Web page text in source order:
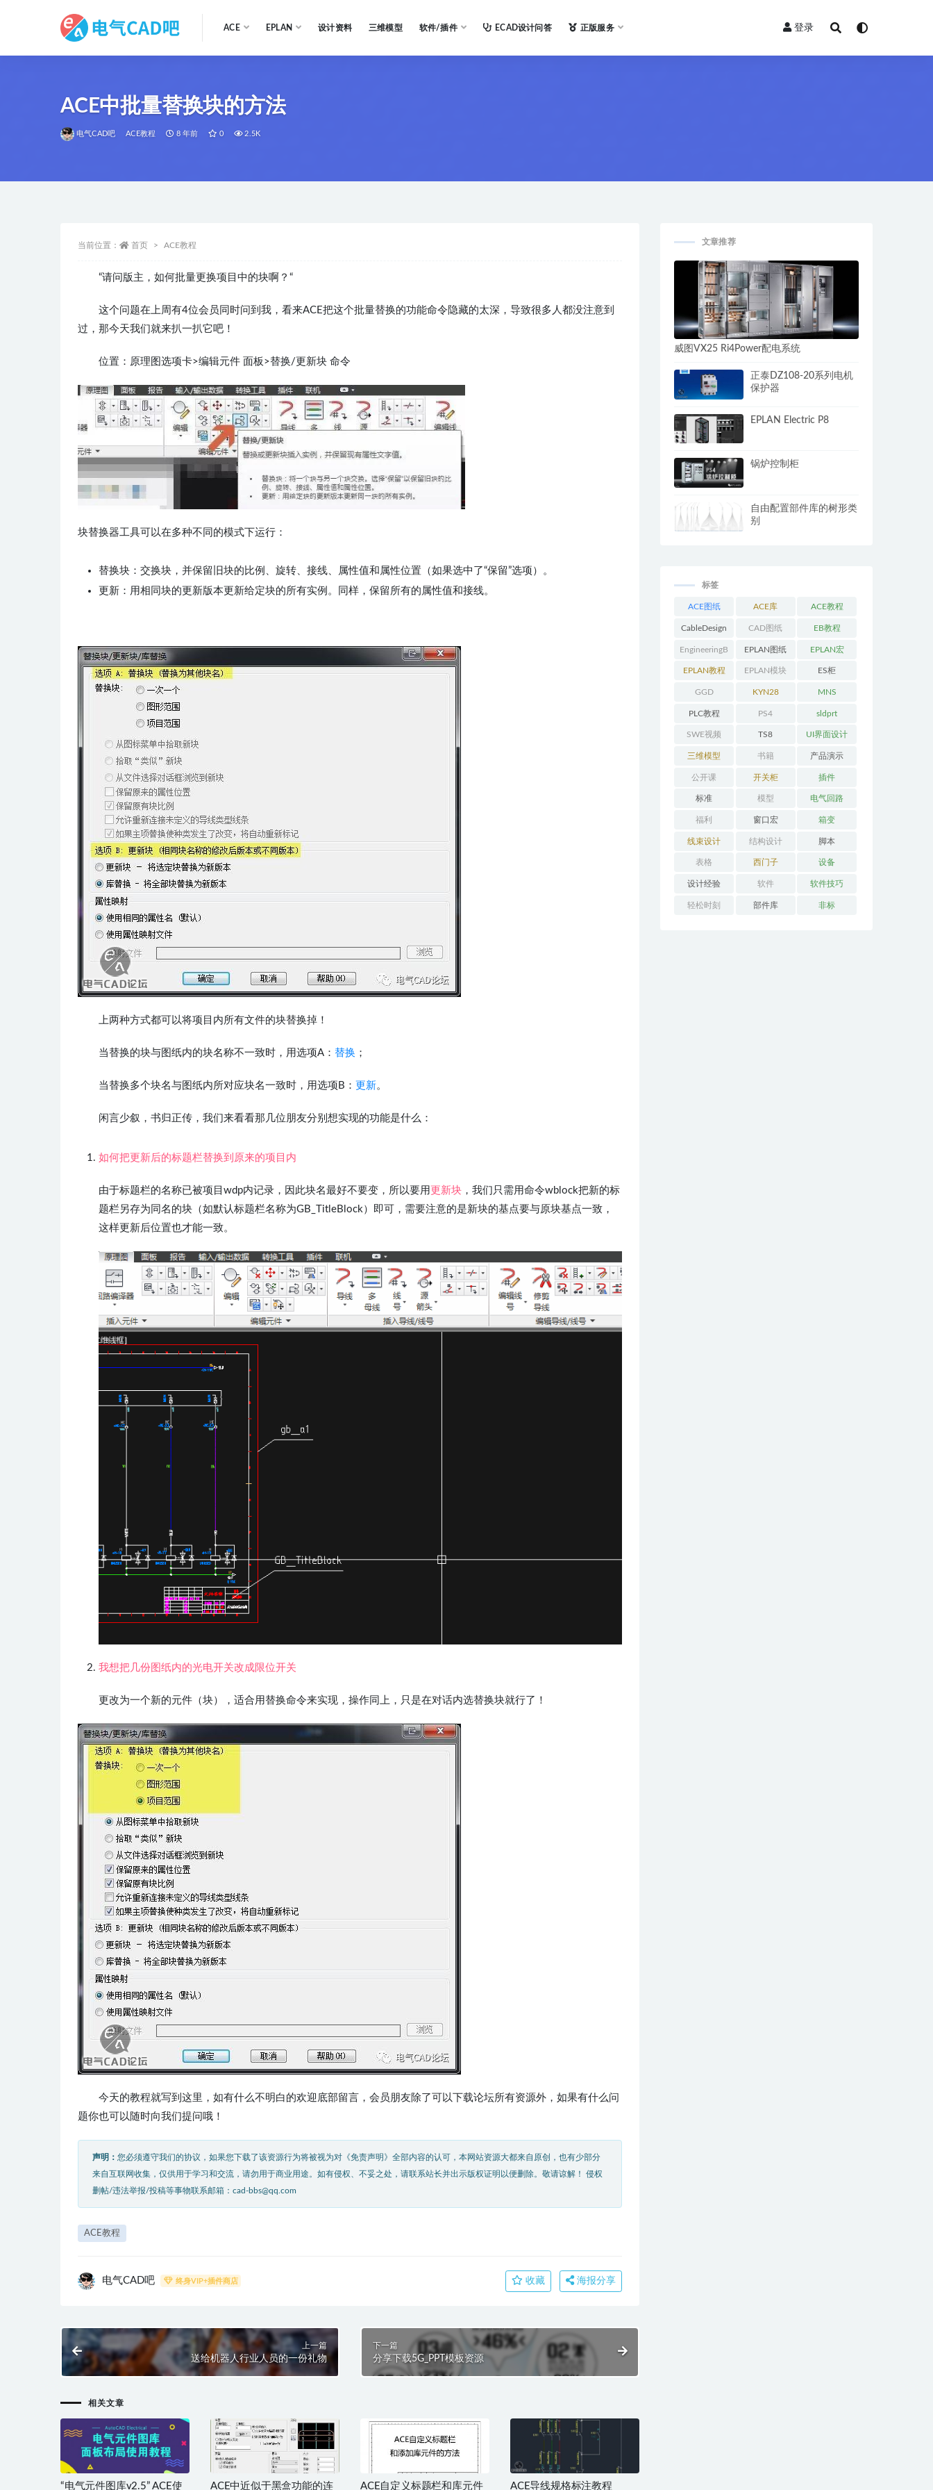
ACE EPLAN 设计资料 三维模型 软件/插件 ECAD设计问答 正版服务 登录
ACE中批量替换块的方法
电气CAD吧 ACE教程 8 年前 0 2.5K
当前位置： 首页 ACE教程
“请问版主，如何批量更换项目中的块啊？“
这个问题在上周有4位会员同时问到我，看来ACE把这个批量替换的功能命令隐藏的太深，导致很多人都没注意到
过，那今天我们就来扒一扒它吧！
位置：原理图选项卡>编辑元件 面板>替换/更新块 命令
块替换器工具可以在多种不同的模式下运行：
替换块：交换块，并保留旧块的比例、旋转、接线、属性值和属性位置（如果选中了“保留”选项）。
更新：用相同块的更新版本更新给定块的所有实例。同样，保留所有的属性值和接线。
上两种方式都可以将项目内所有文件的块替换掉！
当替换的块与图纸内的块名称不一致时，用选项A： 替换 ；
当替换多个块名与图纸内所对应块名一致时，用选项B： 更新。
闲言少叙，书归正传，我们来看看那几位朋友分别想实现的功能是什么：
如何把更新后的标题栏替换到原来的项目内
由于标题栏的名称已被项目wdp内记录，因此块名最好不要变，所以要用 更新块 ，我们只需用命令wblock把新的标
题栏另存为同名的块（如默认标题栏名称为GB_TitleBlock）即可，需要注意的是新块的基点要与原块基点一致，
这样更新后位置也才能一致。
我想把几份图纸内的光电开关改成限位开关
更改为一个新的元件（块），适合用替换命令来实现，操作同上，只是在对话内选替换块就行了！
今天的教程就写到这里，如有什么不明白的欢迎底部留言，会员朋友除了可以下载论坛所有资源外，如果有什么问
题你也可以随时向我们提问哦！
声明： 您必须遵守我们的协议，如果您下载了该资源行为将被视为对《免责声明》全部内容的认可，本网站资源大都来自原创，也有少部分
来自互联网收集，仅供用于学习和交流，请勿用于商业用途。如有侵权、不妥之处，请联系站长并出示版权证明以便删除。敬请谅解！ 侵权
删帖/违法举报/投稿等事物联系邮箱：cad-bbs@qq.com
ACE教程
电气CAD吧 终身VIP+插件商店 收藏 海报分享
上一篇
送给机器人行业人员的一份礼物
下一篇
分享下载5G_PPT模板资源
相关文章
“电气元件图库v2.5” ACE使 ACE中近似于黑盒功能的连 ACE自定义标题栏和库元件 ACE导线规格标注教程
文章推荐
威图VX25 Ri4Power配电系统
正泰DZ108-20系列电机
保护器
EPLAN Electric P8
锅炉控制柜
自由配置部件库的树形类
别
标签
ACE图纸 ACE库 ACE教程
CableDesign CAD图纸 EB教程
EngineeringB
ase教程
EPLAN图纸 EPLAN宏
EPLAN教程 EPLAN模块 ES柜
GGD KYN28 MNS
PLC教程 PS4 sldprt
SWE视频 TS8 UI界面设计
三维模型 书籍 产品演示
公开课 开关柜 插件
标准 模型 电气回路
福利 窗口宏 箱变
线束设计 结构设计 脚本
表格 西门子 设备
设计经验 软件 软件技巧
轻松时刻 部件库 非标